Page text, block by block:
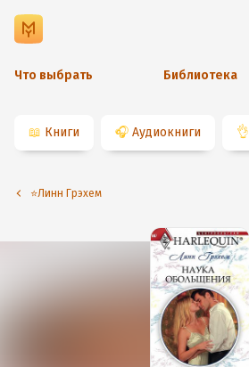
Что выбрать Библиотека
📖 Книги 🎧 Аудиокниги 👌
⭐️Линн Грэхем